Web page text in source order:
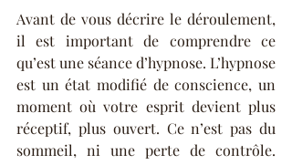
Avant de vous décrire le déroulement,
il est important de comprendre ce
qu’est une séance d’hypnose. L’hypnose
est un état modifié de conscience, un
moment où votre esprit devient plus
réceptif, plus ouvert. Ce n’est pas du
sommeil, ni une perte de contrôle.